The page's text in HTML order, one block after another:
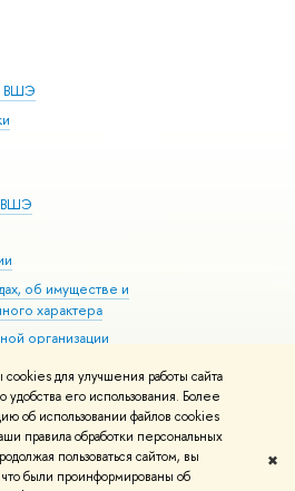
для улучшения работы сайта
его использования. Более
об использовании файлов cookies
правила обработки персональных
пользоваться сайтом, вы
были проинформированы об
✖
ВШЭ
ВШЭ
об имуществе и
характера
организации
здоровья